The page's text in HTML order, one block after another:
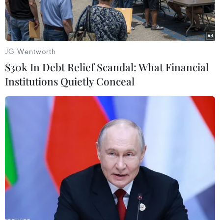
Huấn luyện viên Park Hang-seo chia sẻ chuyện đàm phán gia
hạn hợp đồng với báo chí chiều 27/8. (Ảnh: Nguyên An)
"Hiện chuyện đàm phán hợp đồng giữa tôi và
Liên đoàn bóng đá Việt Nam (VFF) tạm thời
dừng lại. Đôi bên không có vướng mắc nào cả",
JG Wentworth
$30k In Debt Relief Scandal: What Financial
Institutions Quietly Conceal